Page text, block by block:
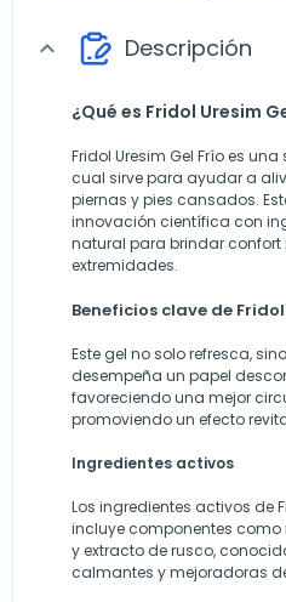
expand_more Descripción
¿Qué es Fridol Uresim
Fridol Uresim Gel Frío es
cual sirve para ayudar a
piernas y pies cansados.
innovación científica con
natural para brindar
extremidades.
Beneficios clave de
Este gel no solo refresca,
desempeña un papel
favoreciendo una mejor
promoviendo un efecto
Ingredientes activos
Los ingredientes activos de
incluye componentes
y extracto de rusco,
calmantes y mejoradoras